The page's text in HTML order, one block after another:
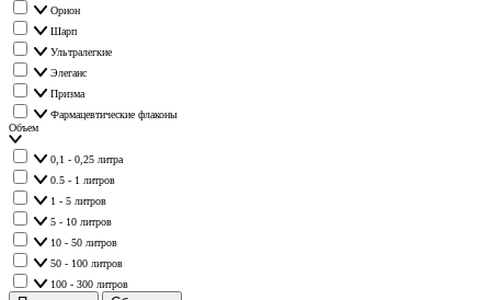
Орион
Шарп
Ультралегкие
Элеганс
Призма
Фармацевтические флаконы
Объем
0,1 - 0,25 литра
0.5 - 1 литров
1 - 5 литров
5 - 10 литров
10 - 50 литров
50 - 100 литров
100 - 300 литров